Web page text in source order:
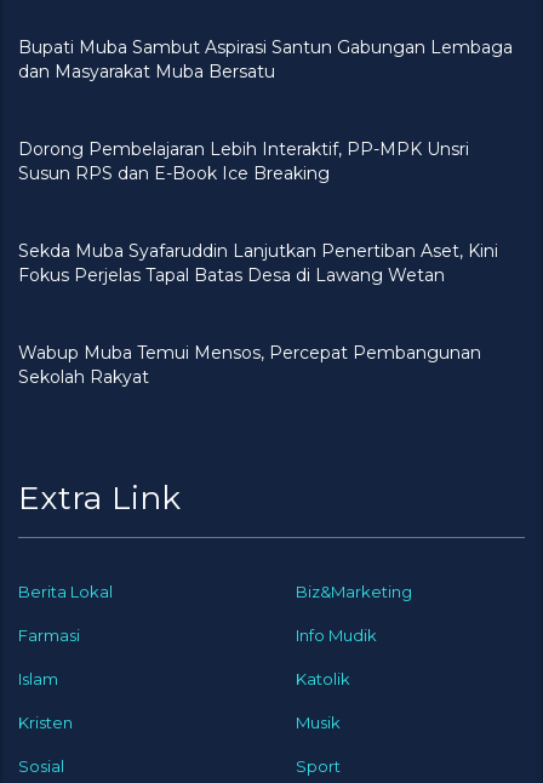
Bupati Muba Sambut Aspirasi Santun Gabungan Lembaga
dan Masyarakat Muba Bersatu
Dorong Pembelajaran Lebih Interaktif, PP-MPK Unsri
Susun RPS dan E-Book Ice Breaking
Sekda Muba Syafaruddin Lanjutkan Penertiban Aset, Kini
Fokus Perjelas Tapal Batas Desa di Lawang Wetan
Wabup Muba Temui Mensos, Percepat Pembangunan
Sekolah Rakyat
Extra Link
Berita Lokal Biz&Marketing
Farmasi Info Mudik
Islam Katolik
Kristen Musik
Sosial Sport